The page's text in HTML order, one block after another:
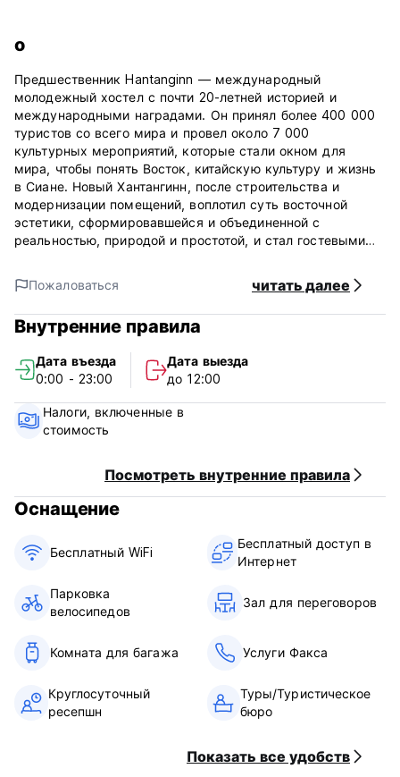
о
Предшественник Hantanginn — международный
молодежный хостел с почти 20-летней историей и
международными наградами. Он принял более 400 000
туристов со всего мира и провел около 7 000
культурных мероприятий, которые стали окном для
мира, чтобы понять Восток, китайскую культуру и жизнь
в Сиане. Новый Хантангинн, после строительства и
модернизации помещений, воплотил суть восточной
эстетики, сформировавшейся и объединенной с
реальностью, природой и простотой, и стал гостевыми
Приехать в Хантангинн — значит выбрать уникальный
образ жизни «элитного социального путешествия». Зайдя
в это четырехэтажное здание, построенное из
бревенчатых элементов, вы сможете выбрать номер с
общественный зал, двор для ландшафтных вечеринок,
сад на крыше, чайная комната для отдыха и другие
общественные места, как частные, так и элегантные.
Еще одна профессиональная частная кухня, которая в
течение всего дня будет обеспечивать вас
комфорте и удовольствии. Желаю вам приятного
Пожаловаться читать далее
Внутренние правила
Дата въезда
0:00 - 23:00
Дата выезда
до 12:00
Налоги, включенные в
стоимость
Посмотреть внутренние правила
Оснащение
Бесплатный WiFi
Бесплатный доступ в
Интернет
Парковка
велосипедов
Зал для переговоров
Комната для багажа Услуги Факса
Круглосуточный
ресепшн
Туры/Туристическое
бюро
Показать все удобств